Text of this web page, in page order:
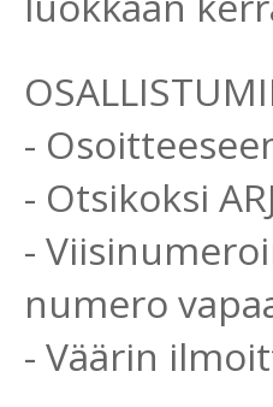
-
- Otsikoksi
-
numero
- Väärin